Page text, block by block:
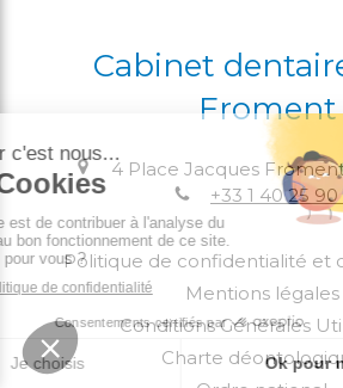
Cabinet
Froment
4 Place Jacques
+33 1 40 25 90
Politique de confidentialité et
Mentions légales
Conditions Générales
Charte